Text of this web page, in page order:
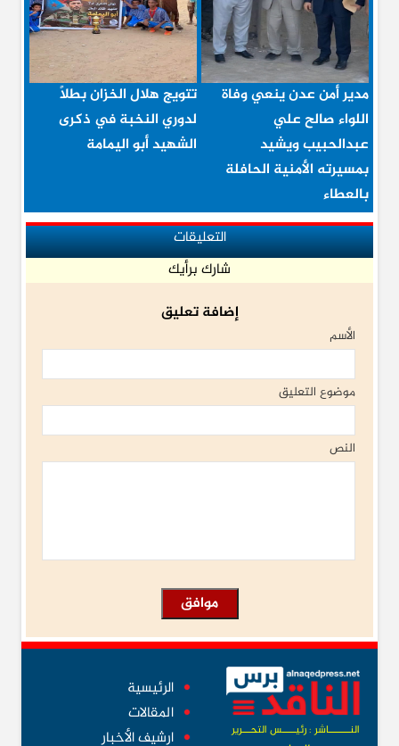
مدير أمن عدن ينعي وفاة
اللواء صالح علي
عبدالحبيب ويشيد
بمسيرته الأمنية الحافلة
بالعطاء
تتويج هلال الخزان بطلاً
لدوري النخبة في ذكرى
الشهيد أبو اليمامة
التعليقات
شارك برأيك
إضافة تعليق
الأسم
موضوع التعليق
النص
النــــــــاشر : رئيـــــس التحـــرير
الرئيسية
المقالات
ارشيف الأخبار